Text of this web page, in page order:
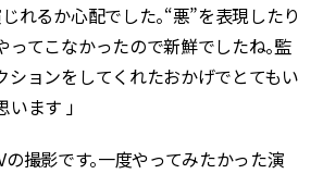
れるか心配でした。“悪”を表現したり
ってこなかったので新鮮でしたね。監
ションをしてくれたおかげでとてもい
ます 」
の撮影です。一度やってみたかった演